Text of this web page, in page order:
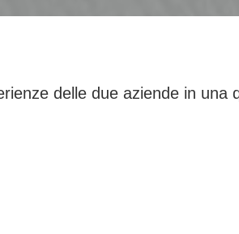
delle due aziende in una